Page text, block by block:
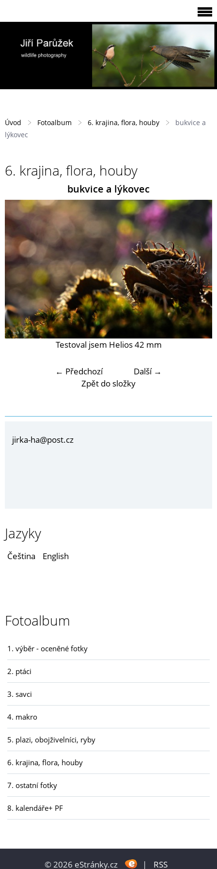
Úvod Fotoalbum 6. krajina, flora, houby
bukvice a
lýkovec
6. krajina, flora, houby
bukvice a lýkovec
Testoval jsem Helios 42 mm
← Předchozí
Další →
Zpět do složky
jirka-ha@post.cz
Jazyky
Čeština English
Fotoalbum
1. výběr - oceněné fotky
2. ptáci
3. savci
4. makro
5. plazi, obojživelníci, ryby
6. krajina, flora, houby
7. ostatní fotky
8. kalendáře+ PF
© 2026 eStránky.cz | RSS